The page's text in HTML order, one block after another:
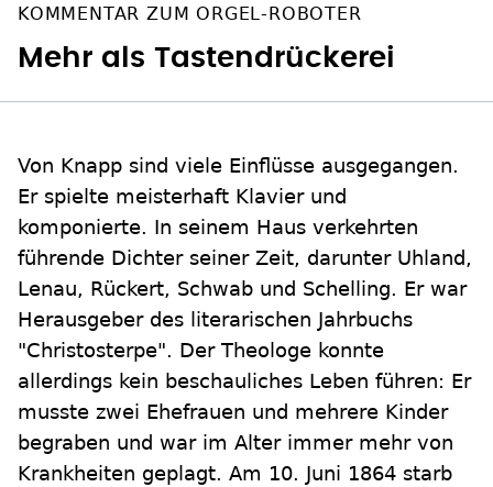
KOMMENTAR ZUM ORGEL-ROBOTER
Mehr als Tastendrückerei
Von Knapp sind viele Einflüsse ausgegangen.
Er spielte meisterhaft Klavier und
komponierte. In seinem Haus verkehrten
führende Dichter seiner Zeit, darunter Uhland,
Lenau, Rückert, Schwab und Schelling. Er war
Herausgeber des literarischen Jahrbuchs
"Christosterpe". Der Theologe konnte
allerdings kein beschauliches Leben führen: Er
musste zwei Ehefrauen und mehrere Kinder
begraben und war im Alter immer mehr von
Krankheiten geplagt. Am 10. Juni 1864 starb